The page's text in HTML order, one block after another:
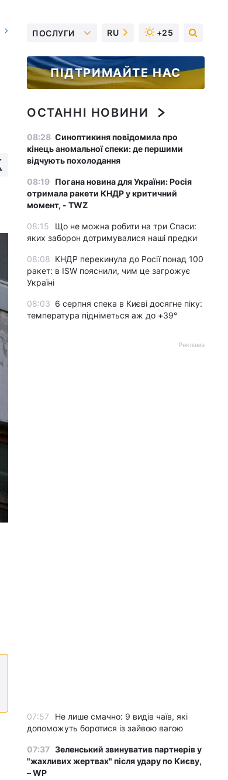
ПОСЛУГИ RU +25
ПІДТРИМАЙТЕ НАС
ОСТАННІ НОВИНИ
08:28 Синоптикиня повідомила про
кінець аномальної спеки: де першими
відчують похолодання
08:19 Погана новина для України: Росія
отримала ракети КНДР у критичний
момент, - TWZ
08:15
Що не можна робити на три Спаси:
яких заборон дотримувалися наші предки
08:08 КНДР перекинула до Росії понад 100
ракет: в ISW пояснили, чим це загрожує
Україні
08:03 6 серпня спека в Києві досягне піку:
температура підніметься аж до +39°
Реклама
07:57
Не лише смачно: 9 видів чаїв, які
допоможуть боротися із зайвою вагою
07:37 Зеленський звинуватив партнерів у
"жахливих жертвах" після удару по Києву,
– WP